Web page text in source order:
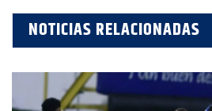
NOTICIAS RELACIONADAS